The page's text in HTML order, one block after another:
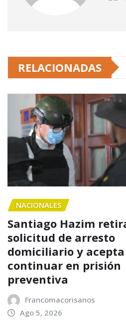
RELACIONADAS
NACIONALES
Santiago Hazim
solicitud de arresto
domiciliario y acepta
continuar en prisión
preventiva
Francomacorisanos
Ago 5, 2026